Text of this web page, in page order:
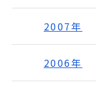
2007年
2006年